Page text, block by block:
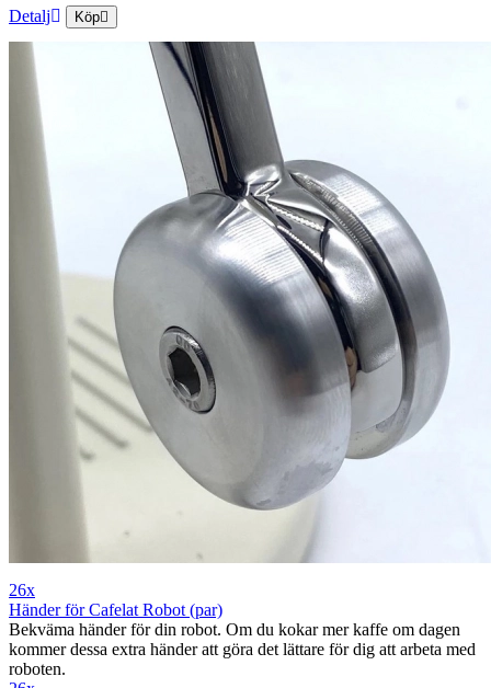
Detalj Köp
26x
Händer för Cafelat Robot (par)
Bekväma händer för din robot. Om du kokar mer kaffe om dagen
kommer dessa extra händer att göra det lättare för dig att arbeta med
roboten.